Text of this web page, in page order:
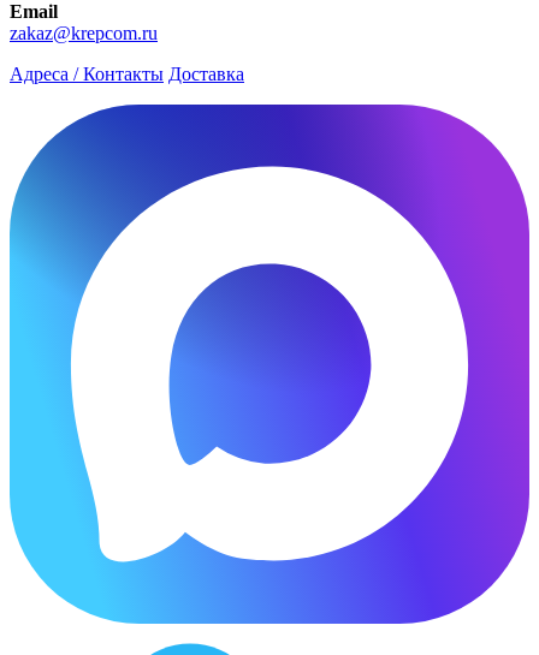
Email
zakaz@krepcom.ru
Адреса / Контакты Доставка